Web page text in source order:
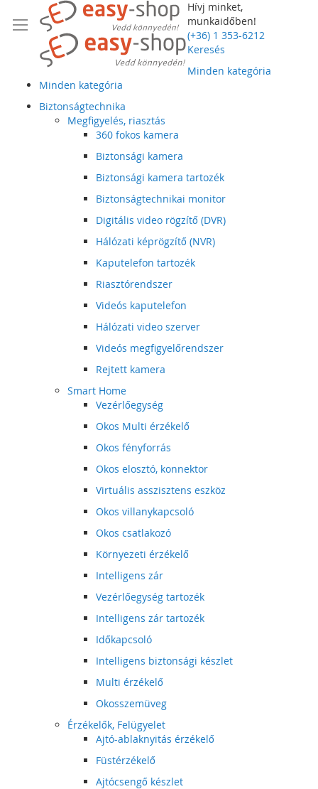
Hívj minket,
munkaidőben!
(+36) 1 353-6212
Keresés
Minden kategória
Minden kategória
Biztonságtechnika
Megfigyelés, riasztás
360 fokos kamera
Biztonsági kamera
Biztonsági kamera tartozék
Biztonságtechnikai monitor
Digitális video rögzítő (DVR)
Hálózati képrögzítő (NVR)
Kaputelefon tartozék
Riasztórendszer
Videós kaputelefon
Hálózati video szerver
Videós megfigyelőrendszer
Rejtett kamera
Smart Home
Vezérlőegység
Okos Multi érzékelő
Okos fényforrás
Okos elosztó, konnektor
Virtuális asszisztens eszköz
Okos villanykapcsoló
Okos csatlakozó
Környezeti érzékelő
Intelligens zár
Vezérlőegység tartozék
Intelligens zár tartozék
Időkapcsoló
Intelligens biztonsági készlet
Multi érzékelő
Okosszemüveg
Érzékelők, Felügyelet
Ajtó-ablaknyitás érzékelő
Füstérzékelő
Ajtócsengő készlet